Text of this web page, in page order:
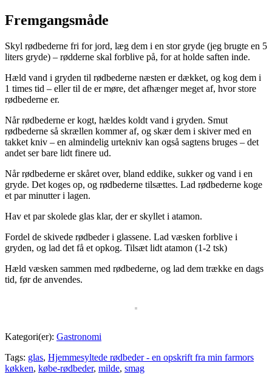
Fremgangsmåde
Skyl rødbederne fri for jord, læg dem i en stor gryde (jeg brugte en 5
liters gryde) – rødderne skal forblive på, for at holde saften inde.
Hæld vand i gryden til rødbederne næsten er dækket, og kog dem i
1 times tid – eller til de er møre, det afhænger meget af, hvor store
rødbederne er.
Når rødbederne er kogt, hældes koldt vand i gryden. Smut
rødbederne så skrællen kommer af, og skær dem i skiver med en
takket kniv – en almindelig urtekniv kan også sagtens bruges – det
andet ser bare lidt finere ud.
Når rødbederne er skåret over, bland eddike, sukker og vand i en
gryde. Det koges op, og rødbederne tilsættes. Lad rødbederne koge
et par minutter i lagen.
Hav et par skolede glas klar, der er skyllet i atamon.
Fordel de skivede rødbeder i glassene. Lad væsken forblive i
gryden, og lad det få et opkog. Tilsæt lidt atamon (1-2 tsk)
Hæld væsken sammen med rødbederne, og lad dem trække en dags
tid, før de anvendes.
Kategori(er): Gastronomi
Tags: glas, Hjemmesyltede rødbeder - en opskrift fra min farmors
køkken, købe-rødbeder, milde, smag